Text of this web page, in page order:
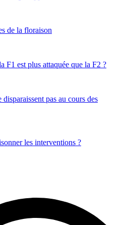
de la floraison
F1 est plus attaquée que la F2 ?
pas au cours des
les interventions ?